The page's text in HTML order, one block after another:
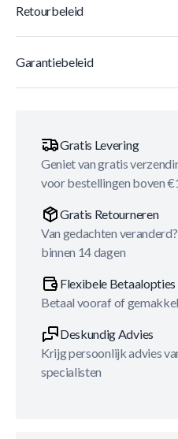
Retourbeleid
Garantiebeleid
Gratis Levering
Geniet van gratis
voor bestellingen boven
Gratis Retourneren
Van gedachten
binnen 14 dagen
Flexibele Betaalopties
Betaal vooraf of
Deskundig Advies
Krijg persoonlijk advies
specialisten